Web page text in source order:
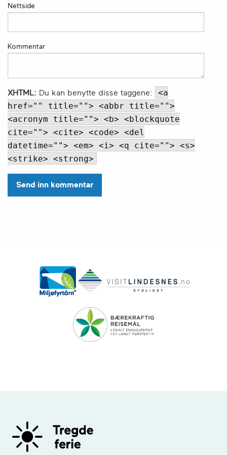
Nettside
Kommentar
XHTML: Du kan benytte disse taggene:
<a
href="" title=""> <abbr title="">
<acronym title=""> <b> <blockquote
cite=""> <cite> <code> <del
datetime=""> <em> <i> <q cite=""> <s>
<strike> <strong>